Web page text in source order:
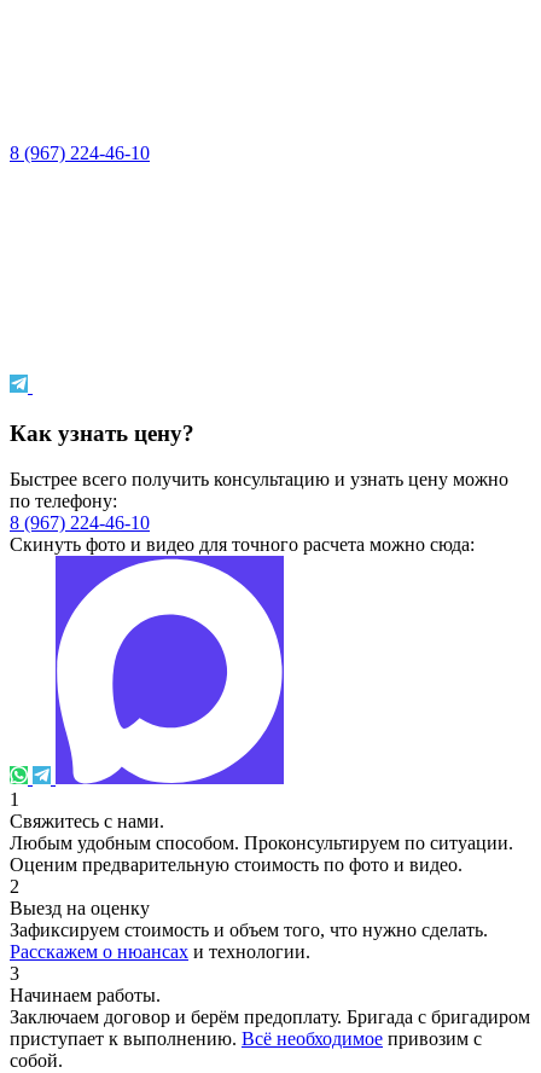
8 (967) 224-46-10
Как узнать цену?
Быстрее всего получить консультацию и узнать цену можно
по телефону:
8 (967) 224-46-10
Скинуть фото и видео для точного расчета можно сюда:
1
Свяжитесь с нами.
Любым удобным способом. Проконсультируем по ситуации.
Оценим предварительную стоимость по фото и видео.
2
Выезд на оценку
Зафиксируем стоимость и объем того, что нужно сделать.
Расскажем о нюансах и технологии.
3
Начинаем работы.
Заключаем договор и берём предоплату. Бригада с бригадиром
приступает к выполнению. Всё необходимое привозим с
собой.